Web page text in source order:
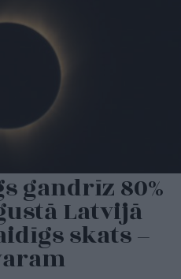
gandrīz 80%
Latvijā
skats –